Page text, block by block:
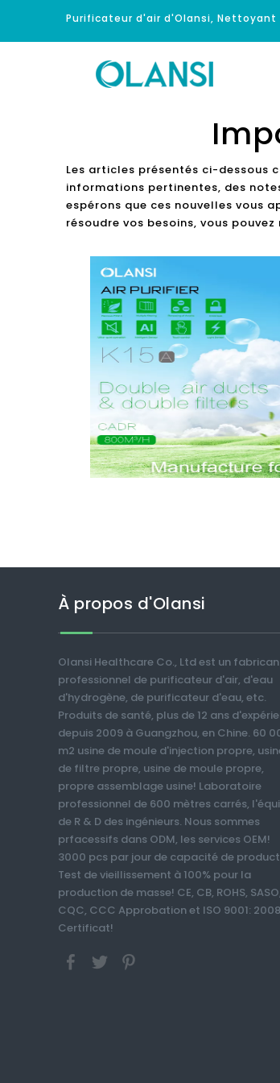
Purificateur d'air d'Olansi,
Les articles présentés ci-dessous
informations pertinentes, des
espérons que ces nouvelles vous
résoudre vos besoins, vous
À propos d'Olansi
Olansi Healthcare Co., Ltd est un
professionnel de purificateur d'air, d'eau
d'hydrogène, de purificateur d'eau, etc.
Produits de santé, plus de 12 ans
depuis 2009 à Guangzhou, en Chine. 60
m2 usine de moule d'injection propre,
de filtre propre, usine de moule propre,
propre assemblage usine! Laboratoire
professionnel de 600 mètres carrés,
de R & D des ingénieurs. Nous sommes
prfacessifs dans ODM, les services OEM!
3000 pcs par jour de capacité de
Test de vieillissement à 100% pour la
production de masse! CE, CB, ROHS, SASO,
CQC, CCC Approbation et ISO 9001: 2008
Certificat!